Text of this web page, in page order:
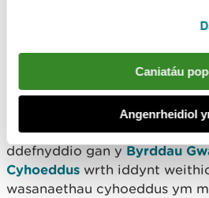
Caniatáu
Angenrheidiol
Polisi
Mae'n galluogi cynnydd yn
Cymru.
Caiff yr Adroddiad ar Sefyllfa
ddefnyddio gan y Byrddau
Cyhoeddus wrth iddynt
wasanaethau cyhoeddus ym